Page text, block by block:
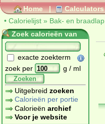
Home | Calculators
• Calorielijst » Bak- en braadlap
Zoek calorieën van
exacte zoekterm
zoek per
g / ml
Zoeken
Uitgebreid zoeken
Calorieën per portie
Calorieën archief
Voor je website